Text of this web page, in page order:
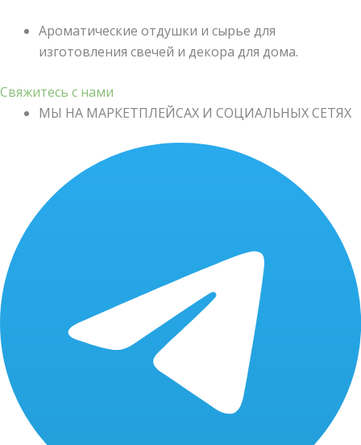
Ароматические отдушки и сырье для
изготовления свечей и декора для дома.
Свяжитесь с нами
МЫ НА МАРКЕТПЛЕЙСАХ И СОЦИАЛЬНЫХ СЕТЯХ